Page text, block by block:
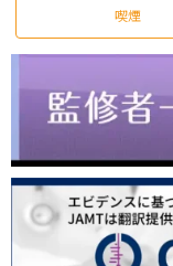
喫煙